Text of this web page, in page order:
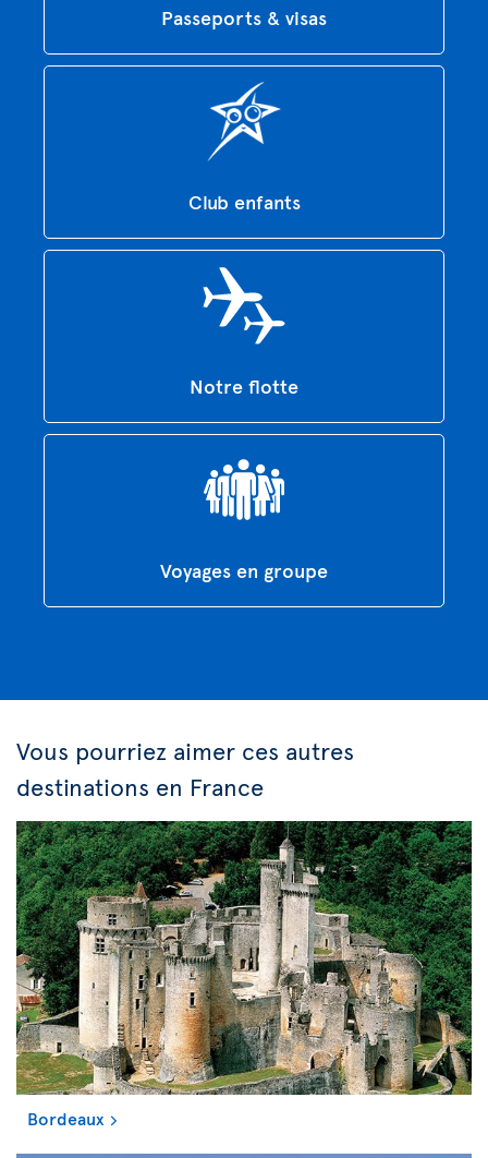
Passeports & visas
Club enfants
Notre flotte
Voyages en groupe
Vous pourriez aimer ces autres
destinations en France
Bordeaux